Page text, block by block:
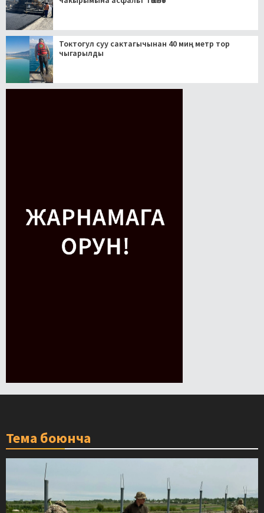
Токтогул суу сактагычынан 40 миң метр тор
чыгарылды
Тема боюнча